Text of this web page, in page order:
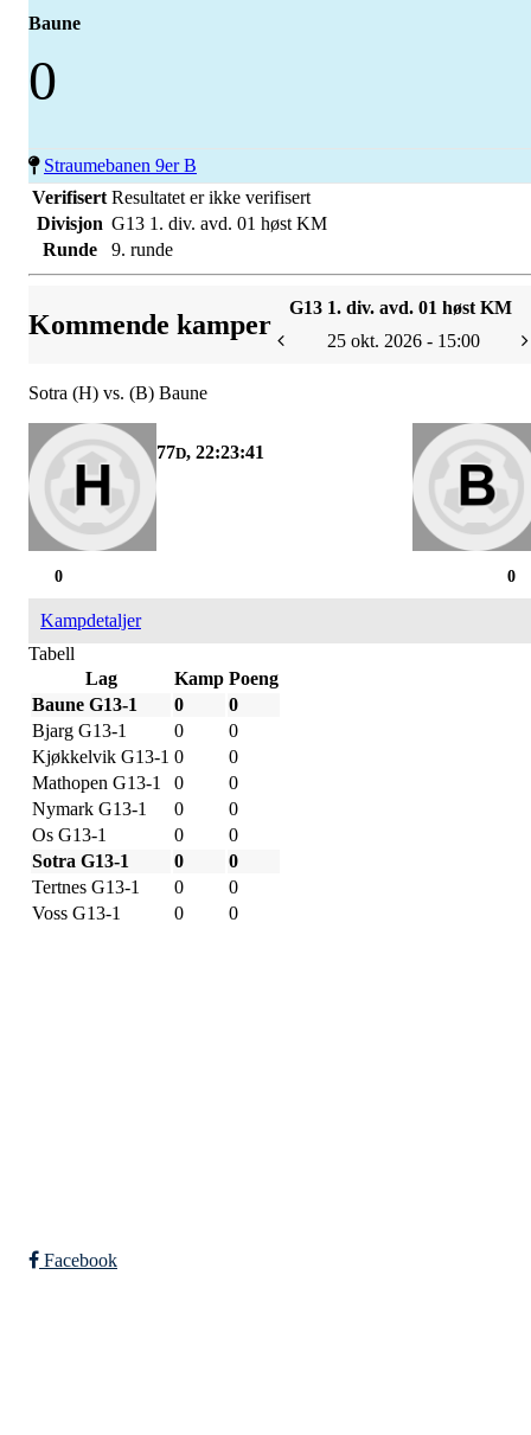
Baune
0
Straumebanen 9er B
Verifisert Resultatet er ikke verifisert
Divisjon G13 1. div. avd. 01 høst KM
Runde
9. runde
Kommende kamper
G13 1. div. avd. 01 høst KM
25 okt. 2026 - 15:00
Sotra (H) vs. (B) Baune
77D, 22:23:41
0
0
Kampdetaljer
Tabell
Lag
Kamp Poeng
Baune G13-1
0
0
Bjarg G13-1
0
0
Kjøkkelvik G13-1 0
0
Mathopen G13-1
0
0
Nymark G13-1
0
0
Os G13-1
0
0
Sotra G13-1
0
0
Tertnes G13-1
0
0
Voss G13-1
0 0
Facebook